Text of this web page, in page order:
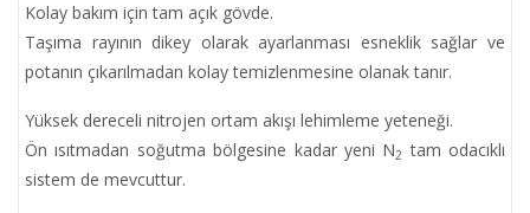
Kolay bakım için tam açık gövde.
Taşıma rayının dikey olarak ayarlanması esneklik sağlar ve
potanın çıkarılmadan kolay temizlenmesine olanak tanır.
Yüksek dereceli nitrojen ortam akışı lehimleme yeteneği.
Ön ısıtmadan soğutma bölgesine kadar yeni N2 tam odacıklı
sistem de mevcuttur.